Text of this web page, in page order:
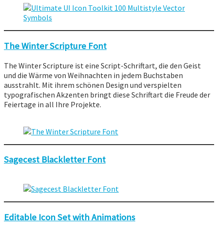
The Winter Scripture Font
The Winter Scripture ist eine Script-Schriftart, die den Geist
und die Wärme von Weihnachten in jedem Buchstaben
ausstrahlt. Mit ihrem schönen Design und verspielten
typografischen Akzenten bringt diese Schriftart die Freude der
Feiertage in all Ihre Projekte.
Sagecest Blackletter Font
Editable Icon Set with Animations